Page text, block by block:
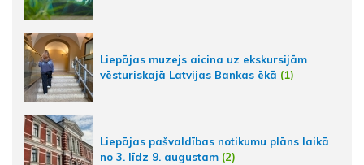
Liepājas muzejs aicina uz ekskursijām
vēsturiskajā Latvijas Bankas ēkā (1)
Liepājas pašvaldības notikumu plāns laikā
no 3. līdz 9. augustam (2)